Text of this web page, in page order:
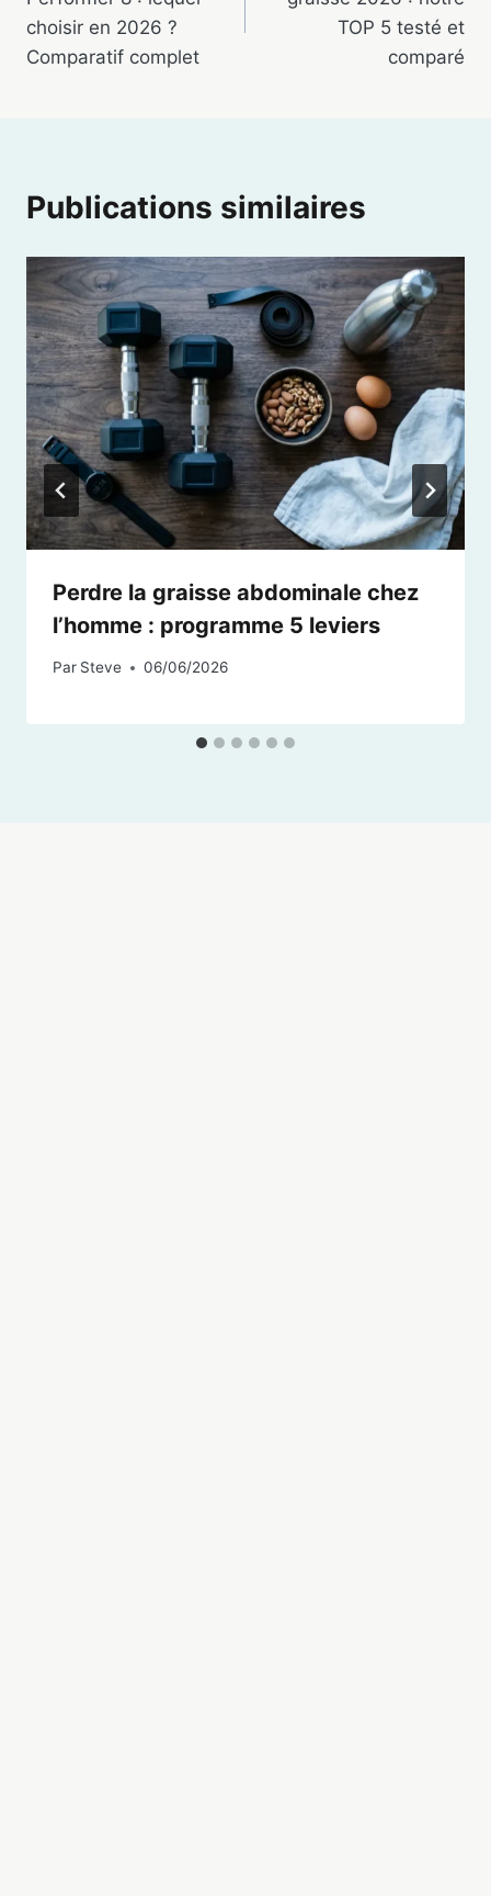
l’article
choisir en 2026 ?
Comparatif complet
TOP 5 testé et
comparé
Publications similaires
Perdre la graisse abdominale chez
l’homme : programme 5 leviers
Par Steve 06/06/2026